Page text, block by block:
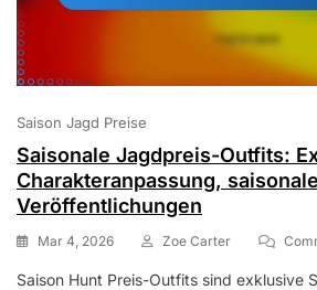
Saison Jagd Preise
Saisonale Jagdpreis-Outfits:
Charakteranpassung, saisonale
Veröffentlichungen
Mar 4, 2026 Zoe Carter
Saison Hunt Preis-Outfits sind exklusive